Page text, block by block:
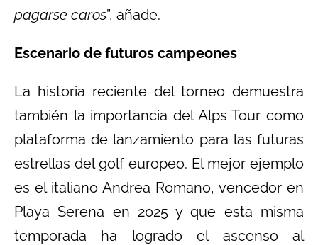
pagarse caros”, añade.
Escenario de futuros campeones
La historia reciente del torneo demuestra
también la importancia del Alps Tour como
plataforma de lanzamiento para las futuras
estrellas del golf europeo. El mejor ejemplo
es el italiano Andrea Romano, vencedor en
Playa Serena en 2025 y que esta misma
temporada ha logrado el ascenso al